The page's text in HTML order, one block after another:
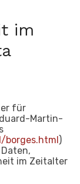
im
für
Martin-
borges.html)
im Zeitalter